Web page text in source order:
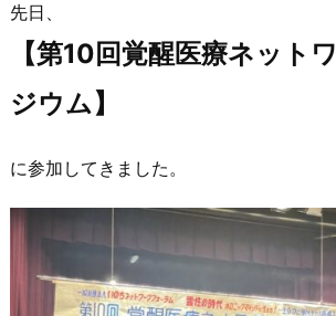
先日、
【第10回覚醒医療ネット
ジウム】
に参加してきました。